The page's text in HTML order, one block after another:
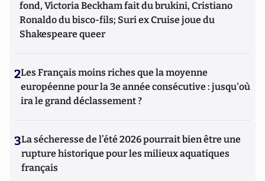
fond, Victoria Beckham fait du brukini, Cristiano
Ronaldo du bisco-fils; Suri ex Cruise joue du
Shakespeare queer
2Les Français moins riches que la moyenne
européenne pour la 3e année consécutive : jusqu'où
ira le grand déclassement ?
3La sécheresse de l’été 2026 pourrait bien être une
rupture historique pour les milieux aquatiques
français